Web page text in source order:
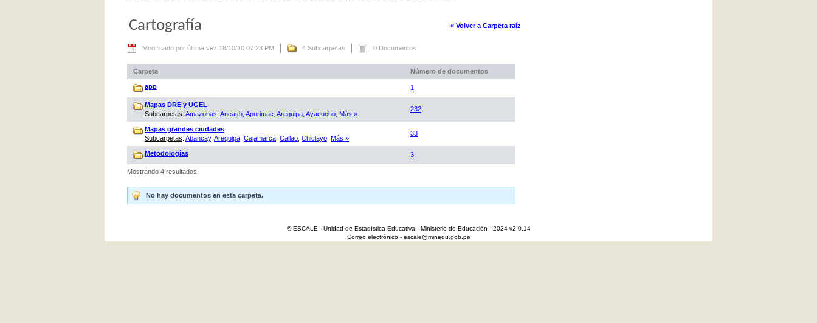
« Volver a Carpeta raíz
Cartografía
Modificado por última vez 18/10/10 07:23 PM 4 Subcarpetas 0 Documentos
Carpeta Número de documentos
app 1
Mapas DRE y UGEL
Subcarpetas: Amazonas Ancash Apurimac Arequipa Ayacucho Más »
232
Mapas grandes ciudades
Subcarpetas: Abancay, Arequipa Cajamarca Callao Chiclayo Más »
33
Metodologías 3
Mostrando 4 resultados.
No hay documentos en esta carpeta.
© ESCALE - Unidad de Estadística Educativa - Ministerio de Educación - 2024 v2.0.14
Correo electrónico - escale@minedu.gob.pe